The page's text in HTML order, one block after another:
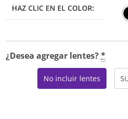
HAZ CLIC EN EL COLOR:
¿Desea agregar lentes?*
No incluir lentes